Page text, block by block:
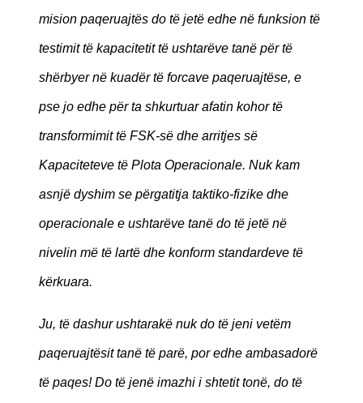
mision paqeruajtës do të jetë edhe në funksion të
testimit të kapacitetit të ushtarëve tanë për të
shërbyer në kuadër të forcave paqeruajtëse, e
pse jo edhe për ta shkurtuar afatin kohor të
transformimit të FSK-së dhe arritjes së
Kapaciteteve të Plota Operacionale. Nuk kam
asnjë dyshim se përgatitja taktiko-fizike dhe
operacionale e ushtarëve tanë do të jetë në
nivelin më të lartë dhe konform standardeve të
kërkuara.
Ju, të dashur ushtarakë nuk do të jeni vetëm
paqeruajtësit tanë të parë, por edhe ambasadorë
të paqes! Do të jenë imazhi i shtetit tonë, do të